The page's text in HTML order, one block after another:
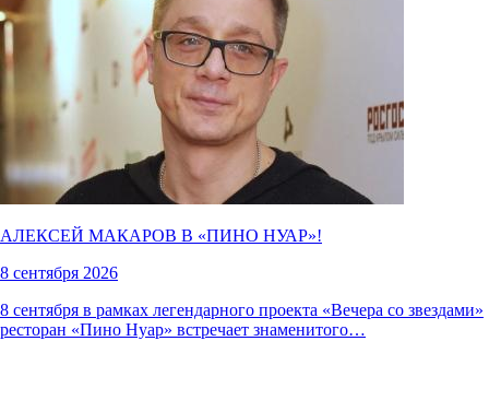
АЛЕКСЕЙ МАКАРОВ В «ПИНО НУАР»!
8 сентября 2026
8 сентября в рамках легендарного проекта «Вечера со звездами»
ресторан «Пино Нуар» встречает знаменитого…